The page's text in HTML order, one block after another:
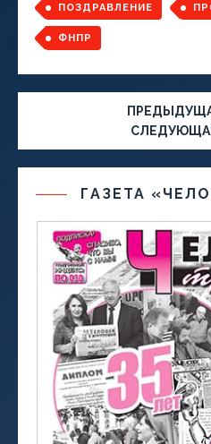
ПОЗДРАВЛЕНИЕ
ФНПР
ГАЗЕТА